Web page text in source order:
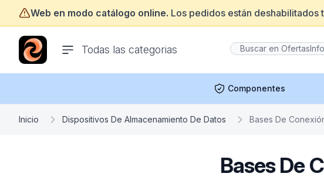
Web en modo catálogo online. Los pedidos están deshabilitados
Todas las categorias
ofertasinformatica.com
Componentes
Inicio Dispositivos De Almacenamiento De Datos Bases De
Bases De